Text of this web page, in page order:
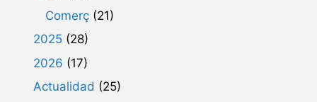
Comerç (21)
2025 (28)
2026 (17)
Actualidad (25)